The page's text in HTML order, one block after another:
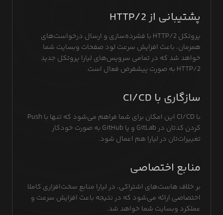
پشتیبانی از HTTP/2
پروتکل HTTP/2 با فشرده‌سازی و ارسال درخواست‌های
همزمان، باعث افزایش سرعت لود صفحات وبسایت شما
خواهد شد که در تمامی سرویس‌های لیارا پروتکل جدید
HTTP/2 به صورت پیشفرض فعال است.
سازگاری با CI/CD
با CI/CD این امکان برای شما فراهم می‌شود که تنها با Push
کردن کدتان در GitLab و یا GitHub به صورت خودکار
تغییرات‌تان در لیارا هم اعمال شود.
منابع اختصاصی
بر خلاف هاست‌های اشتراکی، در لیارا منابع سخت‌افزاری کاملا
اختصاصی ارائه می‌شود که در نتیجه باعث افزایش سرعت و
عملکرد وبسایت شما خواهد شد.